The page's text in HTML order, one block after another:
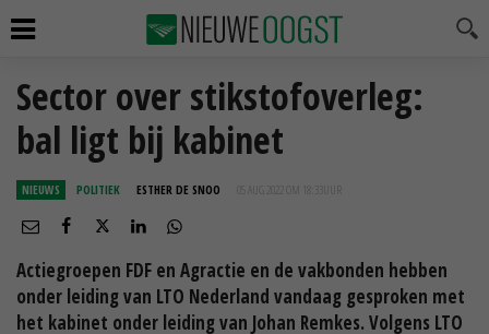
Sector over stikstofoverleg:
bal ligt bij kabinet
NIEUWS POLITIEK ESTHER DE SNOO 05 AUG 2022 OM 18:33
Actiegroepen FDF en Agractie en de vakbonden hebben
onder leiding van LTO Nederland vandaag gesproken met
het kabinet onder leiding van Johan Remkes. Volgens LTO